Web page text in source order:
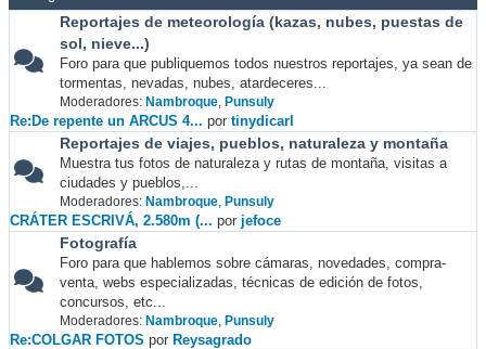
Reportajes de meteorología (kazas, nubes, puestas de
sol, nieve...)
Foro para que publiquemos todos nuestros reportajes, ya sean de
tormentas, nevadas, nubes, atardeceres...
Moderadores: Nambroque, Punsuly
Re:De repente un ARCUS 4... por tinydicarl
Reportajes de viajes, pueblos, naturaleza y montaña
Muestra tus fotos de naturaleza y rutas de montaña, visitas a
ciudades y pueblos,...
Moderadores: Nambroque, Punsuly
CRÁTER ESCRIVÁ, 2.580m (... por jefoce
Fotografía
Foro para que hablemos sobre cámaras, novedades, compra-
venta, webs especializadas, técnicas de edición de fotos,
concursos, etc...
Moderadores: Nambroque, Punsuly
Re:COLGAR FOTOS por Reysagrado